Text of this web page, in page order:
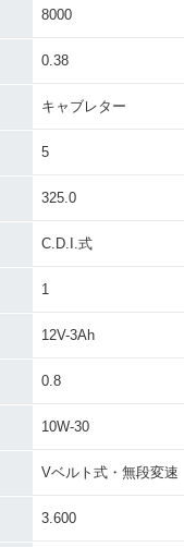
8000
0.38
キャブレター
5
325.0
C.D.I.式
1
12V-3Ah
0.8
10W-30
Vベルト式・無段変速
3.600